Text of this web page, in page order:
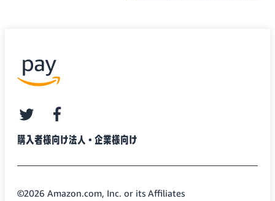
購入者様向け法人・企業様向け
twitterfacebook
©2026 Amazon.com, Inc. or its Affiliates